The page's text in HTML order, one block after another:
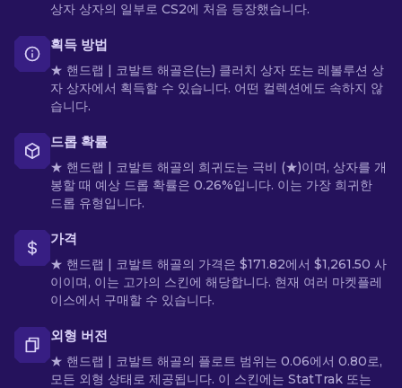
상자 상자의 일부로 CS2에 처음 등장했습니다.
획득 방법
★ 핸드랩 | 코발트 해골은(는) 클러치 상자 또는 레볼루션 상
자 상자에서 획득할 수 있습니다. 어떤 컬렉션에도 속하지 않
습니다.
드롭 확률
★ 핸드랩 | 코발트 해골의 희귀도는 극비 (★)이며, 상자를 개
봉할 때 예상 드롭 확률은 0.26%입니다. 이는 가장 희귀한
드롭 유형입니다.
가격
★ 핸드랩 | 코발트 해골의 가격은 $171.82에서 $1,261.50 사
이이며, 이는 고가의 스킨에 해당합니다. 현재 여러 마켓플레
이스에서 구매할 수 있습니다.
외형 버전
★ 핸드랩 | 코발트 해골의 플로트 범위는 0.06에서 0.80로,
모든 외형 상태로 제공됩니다. 이 스킨에는 StatTrak 또는